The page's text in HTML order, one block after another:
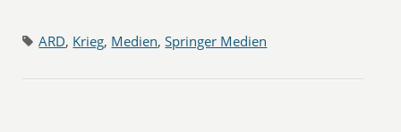
ARD, Krieg, Medien,Springer Medien